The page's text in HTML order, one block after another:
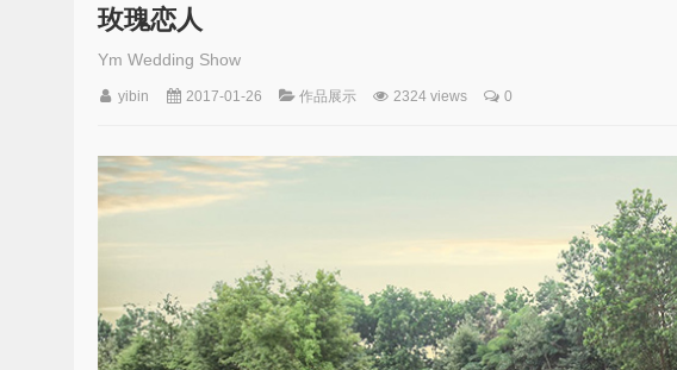
玫瑰恋人
Ym Wedding Show
yibin 2017-01-26 作品展示 2324 views 0